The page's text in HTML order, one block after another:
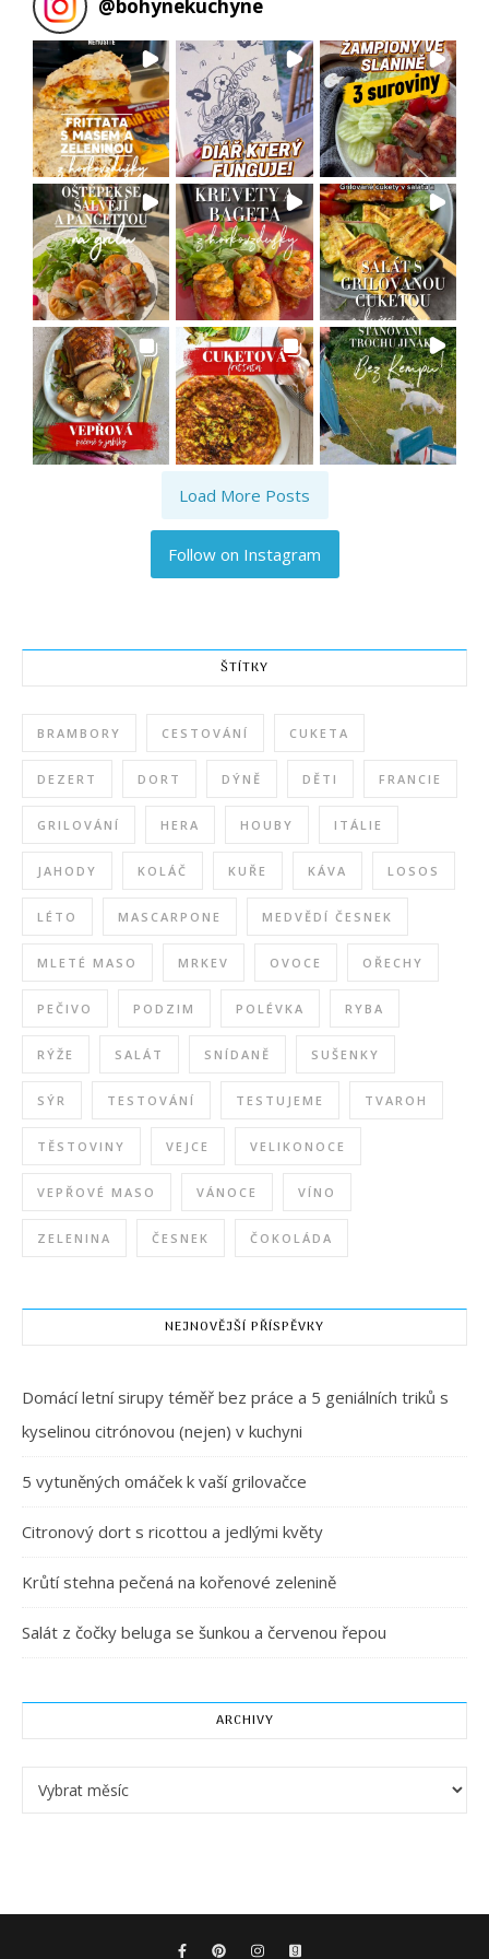
@bohynekuchyne
Load More Posts
Follow on Instagram
ŠTÍTKY
BRAMBORY CESTOVÁNÍ CUKETA
DEZERT DORT DÝNĚ DĚTI FRANCIE
GRILOVÁNÍ HERA HOUBY ITÁLIE
JAHODY KOLÁČ KUŘE KÁVA LOSOS
LÉTO MASCARPONE MEDVĚDÍ ČESNEK
MLETÉ MASO MRKEV OVOCE OŘECHY
PEČIVO PODZIM POLÉVKA RYBA
RÝŽE SALÁT SNÍDANĚ SUŠENKY
SÝR TESTOVÁNÍ TESTUJEME TVAROH
TĚSTOVINY VEJCE VELIKONOCE
VEPŘOVÉ MASO VÁNOCE VÍNO
ZELENINA ČESNEK ČOKOLÁDA
NEJNOVĚJŠÍ PŘÍSPĚVKY
Domácí letní sirupy téměř bez práce a 5 geniálních triků s
kyselinou citrónovou (nejen) v kuchyni
5 vytuněných omáček k vaší grilovačce
Citronový dort s ricottou a jedlými květy
Krůtí stehna pečená na kořenové zelenině
Salát z čočky beluga se šunkou a červenou řepou
ARCHIVY